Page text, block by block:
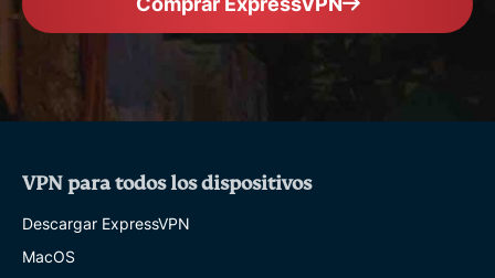
VPN para todos los dispositivos
Descargar ExpressVPN
MacOS